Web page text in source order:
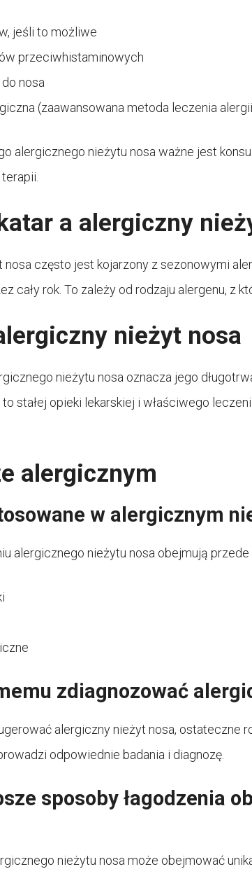
jeśli to możliwe
przeciwhistaminowych
nosa
(zaawansowana metoda leczenia
alergicznego nieżytu nosa ważne jest
a alergiczny
często jest kojarzony z sezonowymi
cały rok. To zależy od rodzaju alergenu, z
nieżyt nosa
nieżytu nosa oznacza jego
stałej opieki lekarskiej i właściwego
alergicznym
w alergicznym
alergicznego nieżytu nosa obejmują
zdiagnozować
alergiczny nieżyt nosa, ostateczne
odpowiednie badania i diagnozę.
sposoby łagodzenia
nieżytu nosa może obejmować